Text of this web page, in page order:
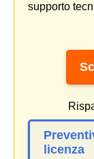
supporto
licenza